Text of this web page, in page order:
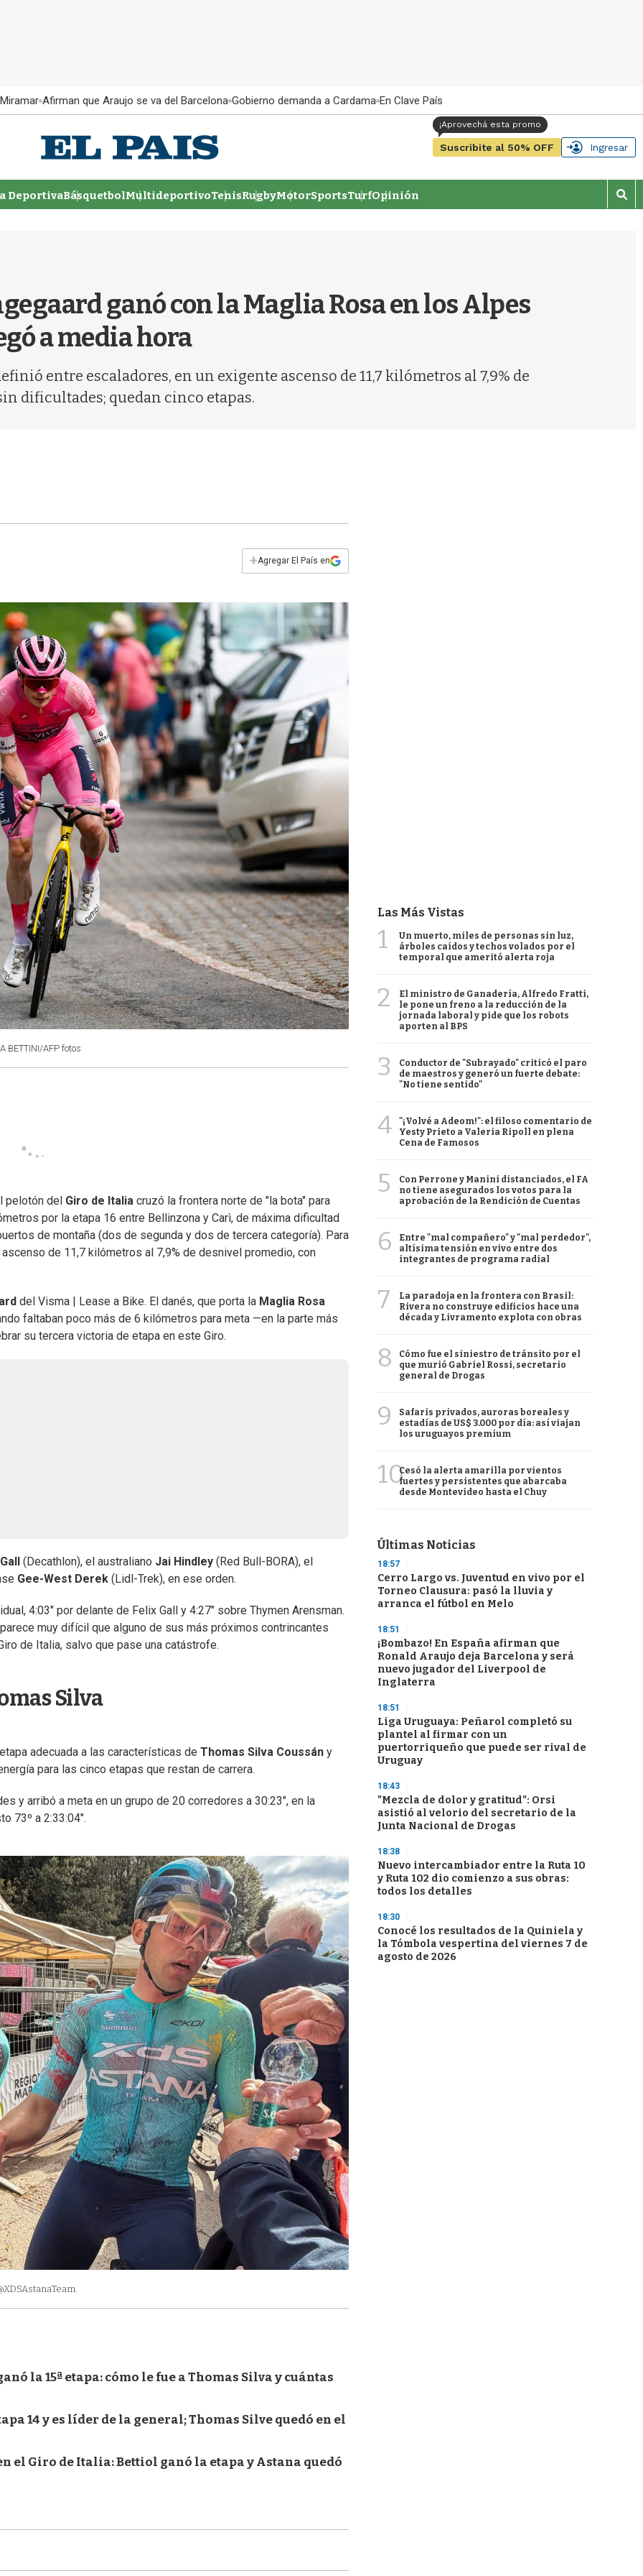
Afirman que Araujo se va del Barcelona Gobierno demanda a Cardama En Clave País
Suscribite al 50% OFF Ingresar
DeportivaBásquetbolMultideportivoTenisRugbyMotorSportsTurfOpinión
M
o
ganó con la Maglia Rosa en los Alpes
a media hora
entre escaladores, en un exigente ascenso de 11,7 kilómetros al 7,9% de
dificultades; quedan cinco etapas.
+Agregar El País en
BETTINI/AFP fotos
pelotón del Giro de Italia cruzó la frontera norte de "la bota" para
por la etapa 16 entre Bellinzona y Carì, de máxima dificultad
de montaña (dos de segunda y dos de tercera categoría). Para
de 11,7 kilómetros al 7,9% de desnivel promedio, con
del Visma | Lease a Bike. El danés, que porta la Maglia Rosa
faltaban poco más de 6 kilómetros para meta —en la parte más
su tercera victoria de etapa en este Giro.
(Decathlon), el australiano Jai Hindley (Red Bull-BORA), el
Gee-West Derek (Lidl-Trek), en ese orden.
4:03" por delante de Felix Gall y 4:27" sobre Thymen Arensman.
muy difícil que alguno de sus más próximos contrincantes
de Italia, salvo que pase una catástrofe.
Silva
adecuada a las características de Thomas Silva Coussán y
para las cinco etapas que restan de carrera.
y arribó a meta en un grupo de 20 corredores a 30:23", en la
73º a 2:33:04".
la 15ª etapa: cómo le fue a Thomas Silva y cuántas
14 y es líder de la general; Thomas Silve quedó en el
el Giro de Italia: Bettiol ganó la etapa y Astana quedó
Las Más Vistas
1
Un muerto, miles de personas sin luz,
árboles caídos y techos volados por el
temporal que ameritó alerta roja
2
El ministro de Ganadería, Alfredo Fratti,
le pone un freno a la reducción de la
jornada laboral y pide que los robots
aporten al BPS
3
Conductor de "Subrayado" criticó el paro
de maestros y generó un fuerte debate:
"No tiene sentido"
4
"¡Volvé a Adeom!": el filoso comentario de
Yesty Prieto a Valeria Ripoll en plena
Cena de Famosos
5
Con Perrone y Manini distanciados, el FA
no tiene asegurados los votos para la
aprobación de la Rendición de Cuentas
6
Entre "mal compañero" y "mal perdedor",
altísima tensión en vivo entre dos
integrantes de programa radial
7
La paradoja en la frontera con Brasil:
Rivera no construye edificios hace una
década y Livramento explota con obras
8
Cómo fue el siniestro de tránsito por el
que murió Gabriel Rossi, secretario
general de Drogas
9
Safaris privados, auroras boreales y
estadías de US$ 3.000 por día: así viajan
los uruguayos premium
10Cesó la alerta amarilla por vientos
fuertes y persistentes que abarcaba
desde Montevideo hasta el Chuy
Últimas Noticias
18:57
Cerro Largo vs. Juventud en vivo por el
Torneo Clausura: pasó la lluvia y
arranca el fútbol en Melo
18:51
¡Bombazo! En España afirman que
Ronald Araujo deja Barcelona y será
nuevo jugador del Liverpool de
Inglaterra
18:51
Liga Uruguaya: Peñarol completó su
plantel al firmar con un
puertorriqueño que puede ser rival de
Uruguay
18:43
"Mezcla de dolor y gratitud": Orsi
asistió al velorio del secretario de la
Junta Nacional de Drogas
18:38
Nuevo intercambiador entre la Ruta 10
y Ruta 102 dio comienzo a sus obras:
todos los detalles
18:30
Conocé los resultados de la Quiniela y
la Tómbola vespertina del viernes 7 de
agosto de 2026